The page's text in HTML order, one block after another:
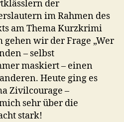
der
im Rahmen des
am Thema Kurzkrimi
gehen wir der Frage „Wer
– selbst
maskiert – einen
Heute ging es
Zivilcourage –
sehr über die
stark!